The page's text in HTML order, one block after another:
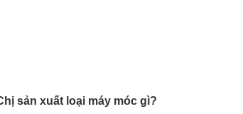
sản xuất loại máy móc gì?